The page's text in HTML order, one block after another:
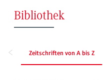
Bibliothek
Zeitschriften von A bis Z